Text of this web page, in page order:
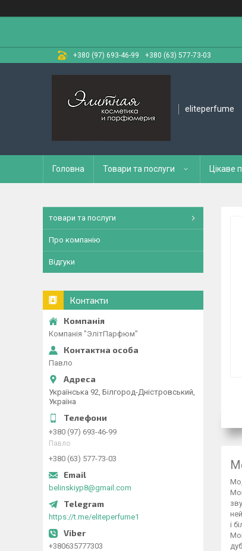
+380 (97) 693-46-99 +380 (63) 577-73-03
eliteperfume
Головна Товари та послуги Цікаве
і
товари та послуги
Про компанію
Відгуки
Контакти
Компанія "ЭлітПарфюм"
Павло
Українська 92, Білгород-Дністровський,
Україна
+380 (97) 693-46-99
Павло
+380 (63) 577-73-03
belinskiyp8@gmail.com
https://t.me/eliteperfume1
+380635777303